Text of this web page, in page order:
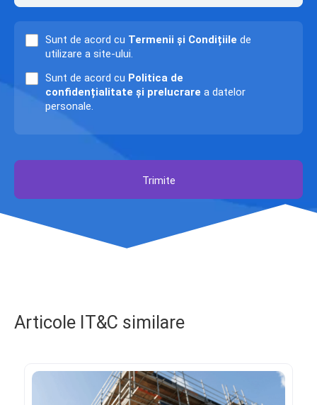
Sunt de acord cu Termenii și Condițiile de
utilizare a site-ului.
Sunt de acord cu Politica de
confidențialitate și prelucrare a datelor
personale.
Trimite
Articole IT&C similare